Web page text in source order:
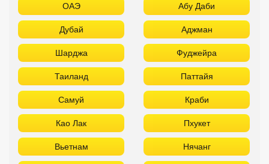
ОАЭ Абу Даби
Дубай Аджман
Шарджа Фуджейра
Таиланд Паттайя
Самуй Краби
Као Лак Пхукет
Вьетнам Нячанг